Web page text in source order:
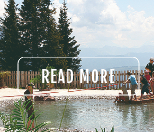
READ MORE